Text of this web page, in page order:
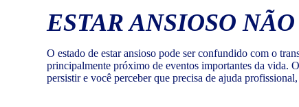
ESTAR ANSIOSO
O estado de estar ansioso pode ser confundido com o
principalmente próximo de eventos importantes da vida.
persistir e você perceber que precisa de ajuda